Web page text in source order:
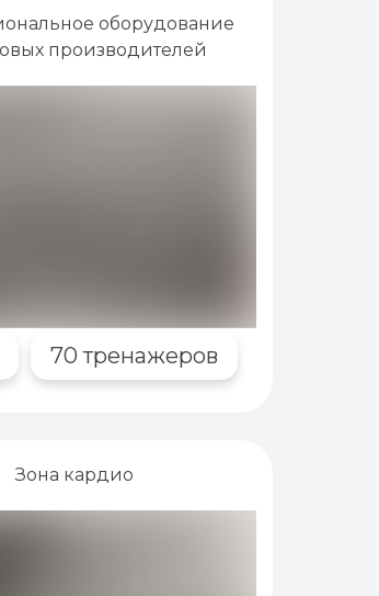
70 тренажеров
оборудование
производителей
Зона кардио